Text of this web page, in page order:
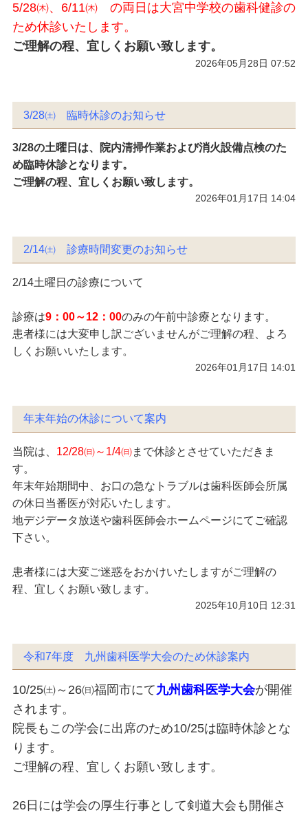
5/28㈭、6/11㈭ の両日は大宮中学校の歯科健診の
ため休診いたします。
ご理解の程、宜しくお願い致します。
2026年05月28日 07:52
3/28㈯ 臨時休診のお知らせ
3/28の土曜日は、院内清掃作業および消火設備点検のた
め臨時休診となります。
ご理解の程、宜しくお願い致します。
2026年01月17日 14:04
2/14㈯ 診療時間変更のお知らせ
2/14土曜日の診療について
診療は9：00～12：00のみの午前中診療となります。
患者様には大変申し訳ございませんがご理解の程、よろ
しくお願いいたします。
2026年01月17日 14:01
年末年始の休診について案内
当院は、 12/28㈰～1/4㈰まで休診とさせていただきま
す。
年末年始期間中、お口の急なトラブルは歯科医師会所属
の休日当番医が対応いたします。
地デジデータ放送や歯科医師会ホームページにてご確認
下さい。
患者様には大変ご迷惑をおかけいたしますがご理解の
程、宜しくお願い致します。
2025年10月10日 12:31
令和7年度 九州歯科医学大会のため休診案内
10/25㈯～26㈰福岡市にて九州歯科医学大会が開催
されます。
院長もこの学会に出席のため10/25は臨時休診とな
ります。
ご理解の程、宜しくお願い致します。
26日には学会の厚生行事として剣道大会も開催さ